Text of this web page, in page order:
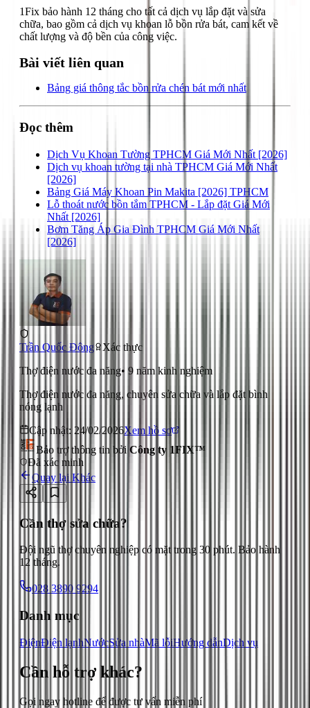
1Fix bảo hành 12 tháng cho tất cả dịch vụ lắp đặt và sửa
chữa, bao gồm cả dịch vụ khoan lỗ bồn rửa bát, cam kết về
chất lượng và độ bền của công việc.
Bài viết liên quan
Bảng giá thông tắc bồn rửa chén bát mới nhất
Đọc thêm
Dịch Vụ Khoan Tường TPHCM Giá Mới Nhất [2026]
Dịch vụ khoan tường tại nhà TPHCM Giá Mới Nhất
[2026]
Bảng Giá Máy Khoan Pin Makita [2026] TPHCM
Lỗ thoát nước bồn tắm TPHCM - Lắp đặt Giá Mới
Nhất [2026]
Bơm Tăng Áp Gia Đình TPHCM Giá Mới Nhất
[2026]
Trần Quốc Đông
Xác thực
Thợ điện nước đa năng• 9 năm kinh nghiệm
Thợ điện nước đa năng, chuyên sửa chữa và lắp đặt bình
nóng lạnh
Cập nhật: 24/02/2026Xem hồ sơ
Bảo trợ thông tin bởi Công ty 1FIX™
Đã xác minh
Quay lại Khác
Cần thợ sửa chữa?
Đội ngũ thợ chuyên nghiệp có mặt trong 30 phút. Bảo hành
12 tháng.
028 3890 9294
Danh mục
ĐiệnĐiện lạnhNướcSửa nhàMã lỗiHướng dẫnDịch vụ
Cần hỗ trợ khác?
Gọi ngay hotline để được tư vấn miễn phí